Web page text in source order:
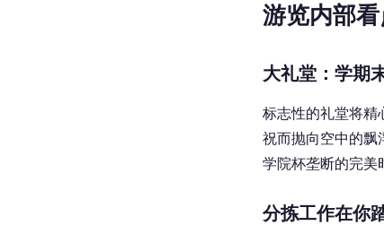
游览内部
大礼堂：学期
标志性的礼堂将精
祝而抛向空中的飘
学院杯垄断的完美
分拣工作在你